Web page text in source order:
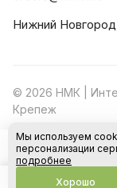
Нижний
© 2026 НМК |
Крепеж
Мы используем
персонализации
подробнее
Хорошо